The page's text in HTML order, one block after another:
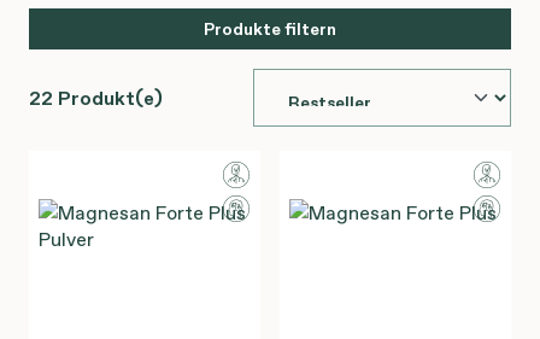
Produkte filtern
22 Produkt(e)